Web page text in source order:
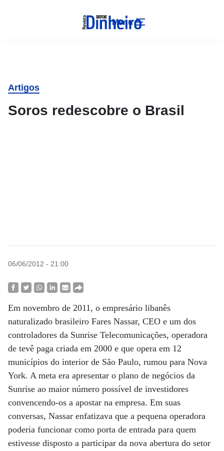
Menu
Artigos
Soros redescobre o Brasil
06/06/2012 - 21:00
Em novembro de 2011, o empresário libanês
naturalizado brasileiro Fares Nassar, CEO e um dos
controladores da Sunrise Telecomunicações, operadora
de tevê paga criada em 2000 e que opera em 12
municípios do interior de São Paulo, rumou para Nova
York. A meta era apresentar o plano de negócios da
Sunrise ao maior número possível de investidores
convencendo-os a apostar na empresa. Em suas
conversas, Nassar enfatizava que a pequena operadora
poderia funcionar como porta de entrada para quem
estivesse disposto a participar da nova abertura do setor